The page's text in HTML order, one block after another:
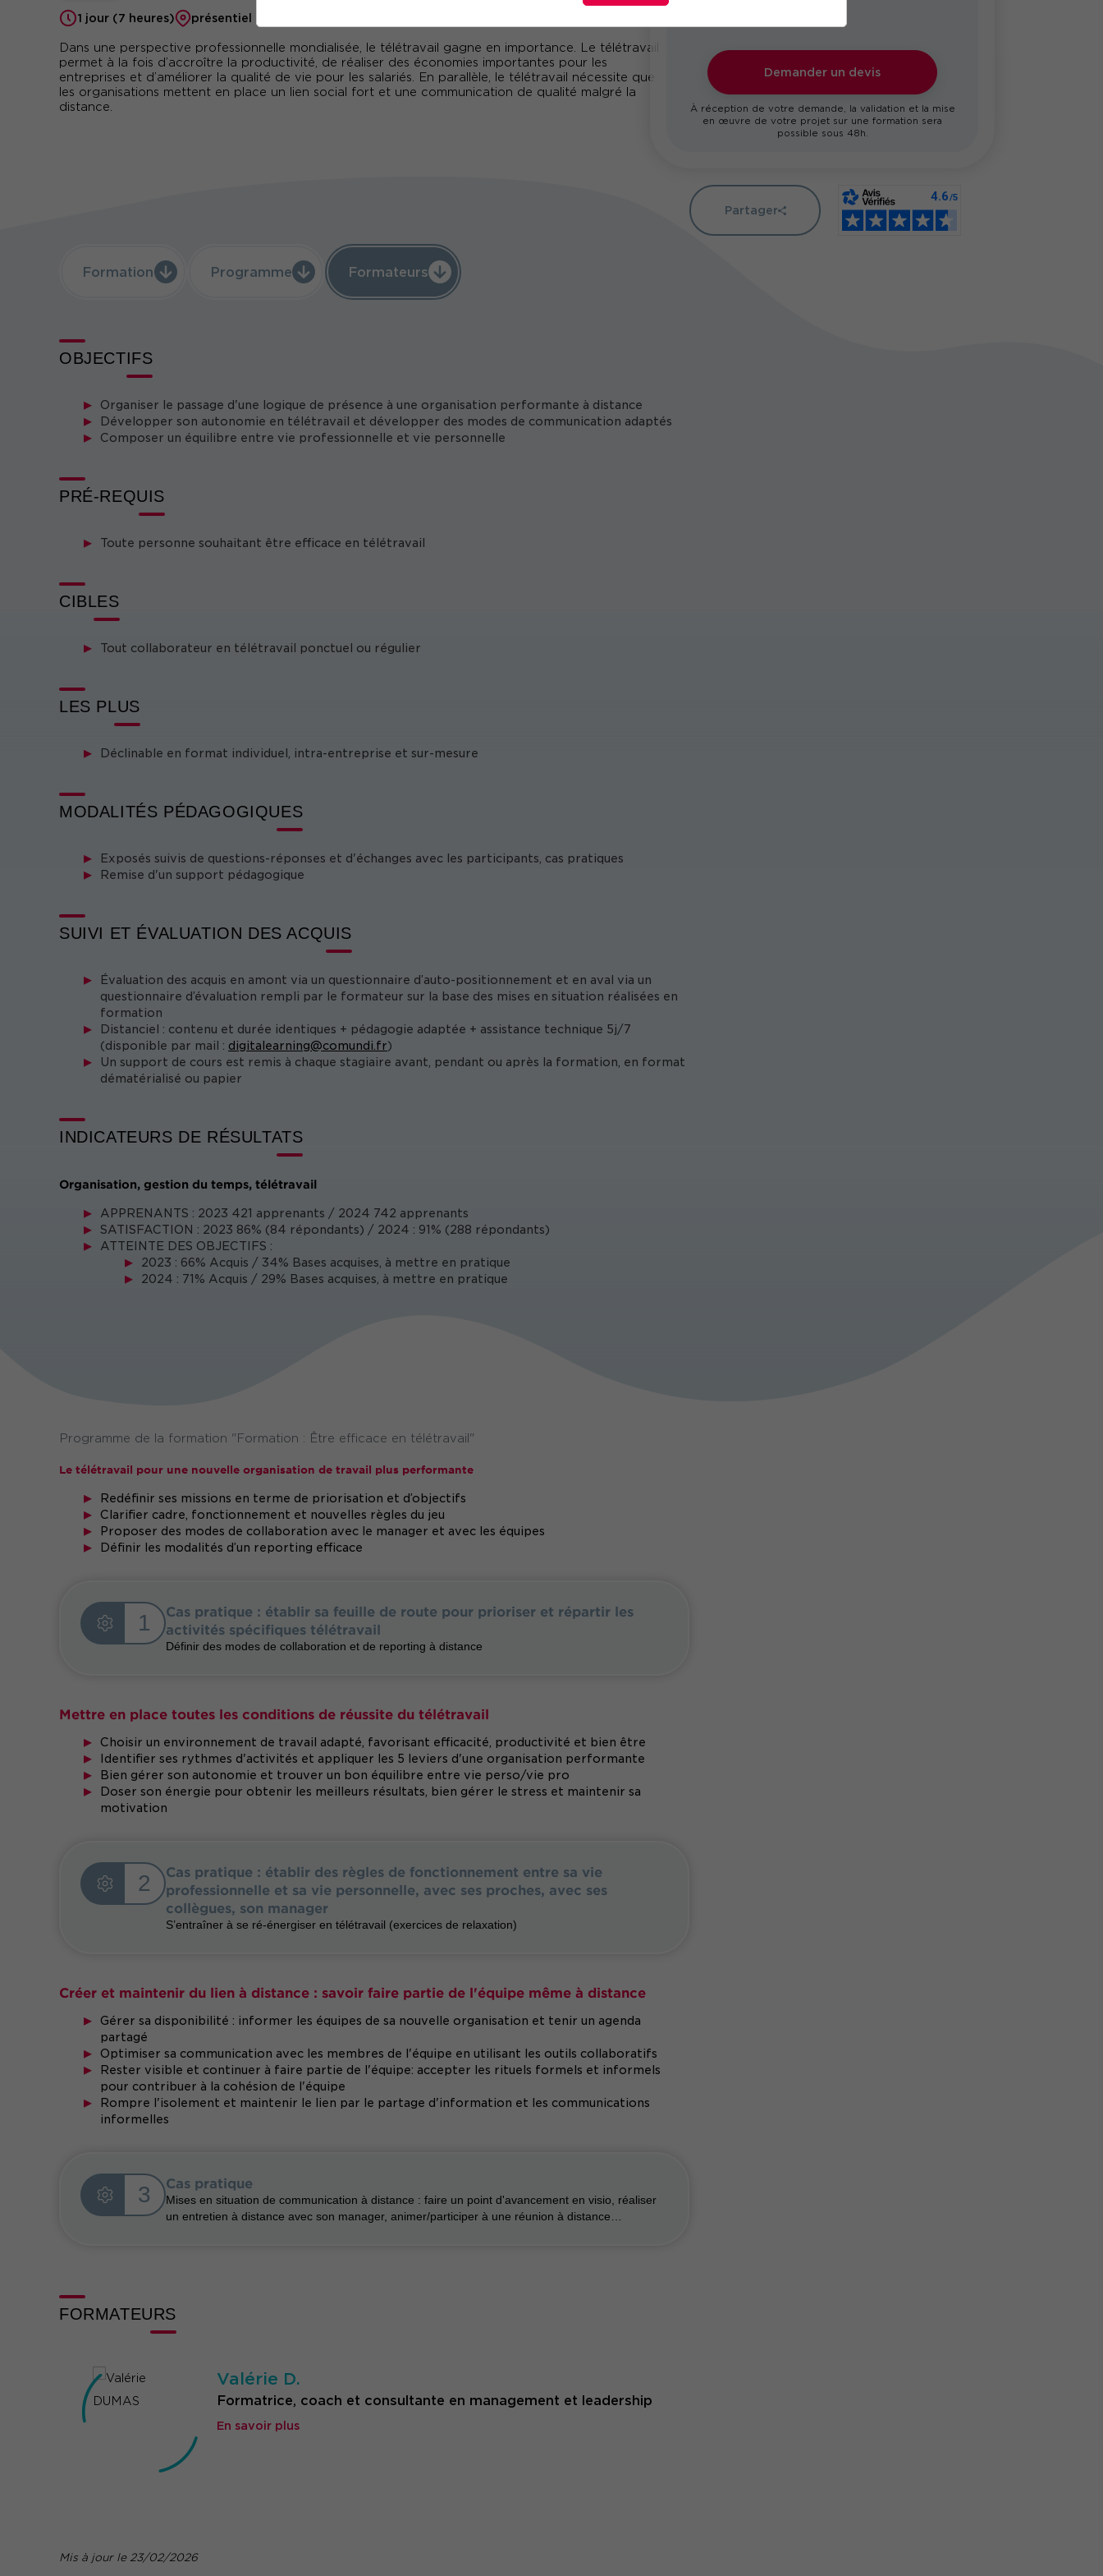
1 jour (7 heures) présentiel ou à distance
Dans une perspective professionnelle mondialisée, le télétravail gagne en importance. Le télétravail
permet à la fois d’accroître la productivité, de réaliser des économies importantes pour les
entreprises et d’améliorer la qualité de vie pour les salariés. En parallèle, le télétravail nécessite que
les organisations mettent en place un lien social fort et une communication de qualité malgré la
distance.
Formation Programme Formateurs
OBJECTIFS
Organiser le passage d'une logique de présence à une organisation performante à distance
Développer son autonomie en télétravail et développer des modes de communication adaptés
Composer un équilibre entre vie professionnelle et vie personnelle
PRÉ-REQUIS
Toute personne souhaitant être efficace en télétravail
CIBLES
Tout collaborateur en télétravail ponctuel ou régulier
LES PLUS
Déclinable en format individuel, intra-entreprise et sur-mesure
MODALITÉS PÉDAGOGIQUES
Exposés suivis de questions-réponses et d'échanges avec les participants, cas pratiques
Remise d'un support pédagogique
SUIVI ET ÉVALUATION DES ACQUIS
Évaluation des acquis en amont via un questionnaire d’auto-positionnement et en aval via un
questionnaire d’évaluation rempli par le formateur sur la base des mises en situation réalisées en
formation
Distanciel : contenu et durée identiques + pédagogie adaptée + assistance technique 5j/7
(disponible par mail : digitalearning@comundi.fr)
Un support de cours est remis à chaque stagiaire avant, pendant ou après la formation, en format
dématérialisé ou papier
INDICATEURS DE RÉSULTATS
Organisation, gestion du temps, télétravail
APPRENANTS : 2023 421 apprenants / 2024 742 apprenants
SATISFACTION : 2023 86% (84 répondants) / 2024 : 91% (288 répondants)
ATTEINTE DES OBJECTIFS :
2023 : 66% Acquis / 34% Bases acquises, à mettre en pratique
2024 : 71% Acquis / 29% Bases acquises, à mettre en pratique
Programme de la formation "Formation : Être efficace en télétravail"
Le télétravail pour une nouvelle organisation de travail plus performante
Redéfinir ses missions en terme de priorisation et d’objectifs
Clarifier cadre, fonctionnement et nouvelles règles du jeu
Proposer des modes de collaboration avec le manager et avec les équipes
Définir les modalités d’un reporting efficace
1
Cas pratique : établir sa feuille de route pour prioriser et répartir les
activités spécifiques télétravail
Définir des modes de collaboration et de reporting à distance
Mettre en place toutes les conditions de réussite du télétravail
Choisir un environnement de travail adapté, favorisant efficacité, productivité et bien être
Identifier ses rythmes d'activités et appliquer les 5 leviers d'une organisation performante
Bien gérer son autonomie et trouver un bon équilibre entre vie perso/vie pro
Doser son énergie pour obtenir les meilleurs résultats, bien gérer le stress et maintenir sa
motivation
2
Cas pratique : établir des règles de fonctionnement entre sa vie
professionnelle et sa vie personnelle, avec ses proches, avec ses
collègues, son manager
S’entraîner à se ré-énergiser en télétravail (exercices de relaxation)
Créer et maintenir du lien à distance : savoir faire partie de l'équipe même à distance
Gérer sa disponibilité : informer les équipes de sa nouvelle organisation et tenir un agenda
partagé
Optimiser sa communication avec les membres de l'équipe en utilisant les outils collaboratifs
Rester visible et continuer à faire partie de l'équipe: accepter les rituels formels et informels
pour contribuer à la cohésion de l'équipe
Rompre l'isolement et maintenir le lien par le partage d'information et les communications
informelles
3 Cas pratique
Mises en situation de communication à distance : faire un point d'avancement en visio, réaliser
un entretien à distance avec son manager, animer/participer à une réunion à distance…
FORMATEURS
Valérie D.
Formatrice, coach et consultante en management et leadership
En savoir plus
Mis à jour le 23/02/2026
Demander un devis
À réception de votre demande, la validation et la mise
en œuvre de votre projet sur une formation sera
possible sous 48h.
Partager